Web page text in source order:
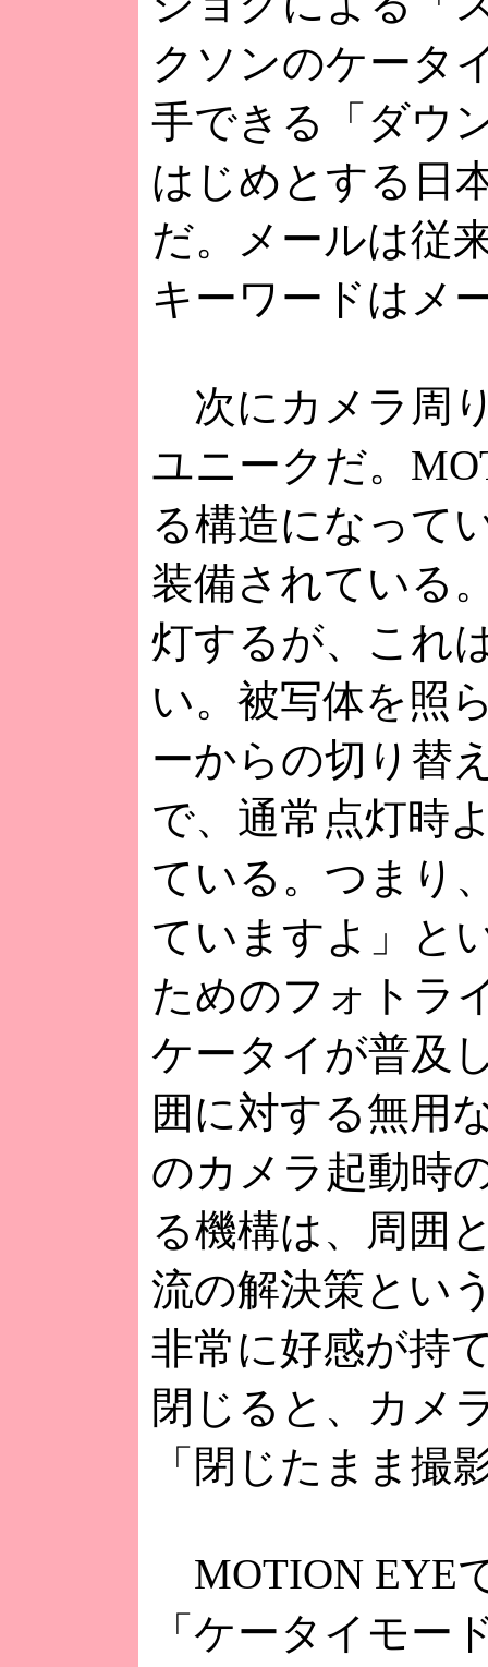
クソンのケータ
手できる「ダウ
はじめとする日
だ。メールは従
キーワードはメ
次にカメラ周
ユニークだ。
る構造になって
装備されている
灯するが、これ
い。被写体を照
ーからの切り替
で、通常点灯時
ている。つまり
ていますよ」と
ためのフォトラ
ケータイが普及
囲に対する無用
のカメラ起動時
る機構は、周囲
流の解決策とい
非常に好感が持
閉じると、カメ
「閉じたまま撮
MOTION EYE
「ケータイモー